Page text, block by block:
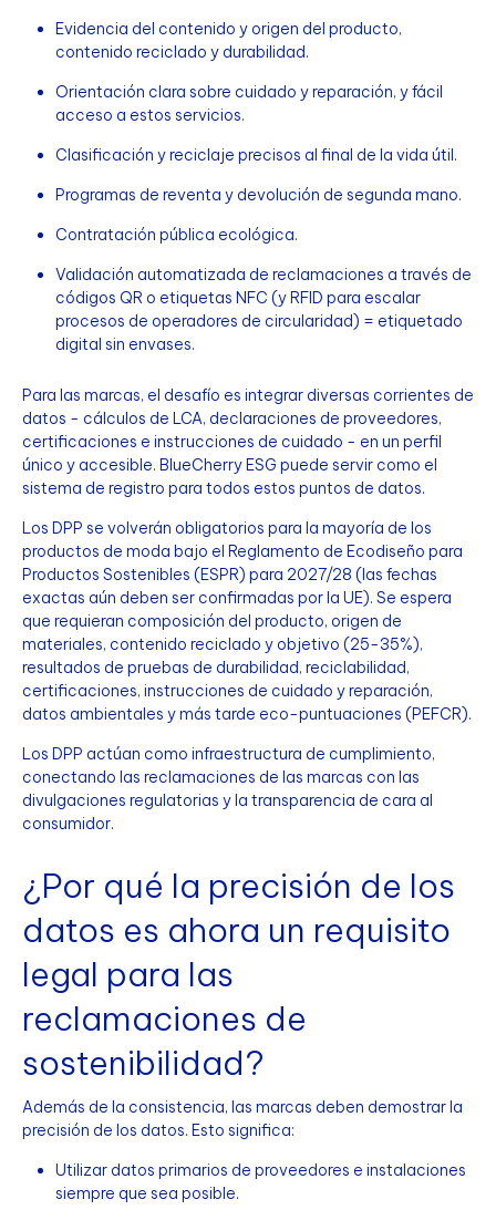
Evidencia del contenido y origen del producto,
contenido reciclado y durabilidad.
Orientación clara sobre cuidado y reparación, y fácil
acceso a estos servicios.
Clasificación y reciclaje precisos al final de la vida útil.
Programas de reventa y devolución de segunda mano.
Contratación pública ecológica.
Validación automatizada de reclamaciones a través de
códigos QR o etiquetas NFC (y RFID para escalar
procesos de operadores de circularidad) = etiquetado
digital sin envases.
Para las marcas, el desafío es integrar diversas corrientes de
datos - cálculos de LCA, declaraciones de proveedores,
certificaciones e instrucciones de cuidado - en un perfil
único y accesible. BlueCherry ESG puede servir como el
sistema de registro para todos estos puntos de datos.
Los DPP se volverán obligatorios para la mayoría de los
productos de moda bajo el Reglamento de Ecodiseño para
Productos Sostenibles (ESPR) para 2027/28 (las fechas
exactas aún deben ser confirmadas por la UE). Se espera
que requieran composición del producto, origen de
materiales, contenido reciclado y objetivo (25-35%),
resultados de pruebas de durabilidad, reciclabilidad,
certificaciones, instrucciones de cuidado y reparación,
datos ambientales y más tarde eco-puntuaciones (PEFCR).
Los DPP actúan como infraestructura de cumplimiento,
conectando las reclamaciones de las marcas con las
divulgaciones regulatorias y la transparencia de cara al
consumidor.
¿Por qué la precisión de los
datos es ahora un requisito
legal para las
reclamaciones de
sostenibilidad?
Además de la consistencia, las marcas deben demostrar la
precisión de los datos. Esto significa:
Utilizar datos primarios de proveedores e instalaciones
siempre que sea posible.